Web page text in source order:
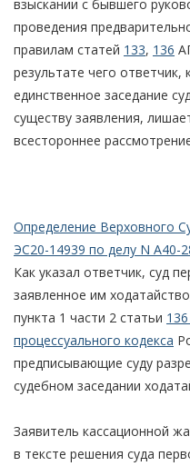
взыскании с бывшего
проведения
правилам статей 133, 136
результате чего
единственное заседание
существу заявления,
всестороннее
Определение Верховного
ЭС20-14939 по делу N А40-
Как указал ответчик, суд
заявленное им
пункта 1 части 2 статьи
процессуального кодекса
предписывающие суду
судебном заседании
Заявитель кассационной
в тексте решения суда